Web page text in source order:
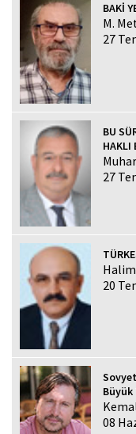
BAKİ
M.
27
BU
HAKLI
27
20
08